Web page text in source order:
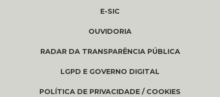
E-SIC
OUVIDORIA
RADAR DA TRANSPARÊNCIA PÚBLICA
LGPD E GOVERNO DIGITAL
POLÍTICA DE PRIVACIDADE / COOKIES